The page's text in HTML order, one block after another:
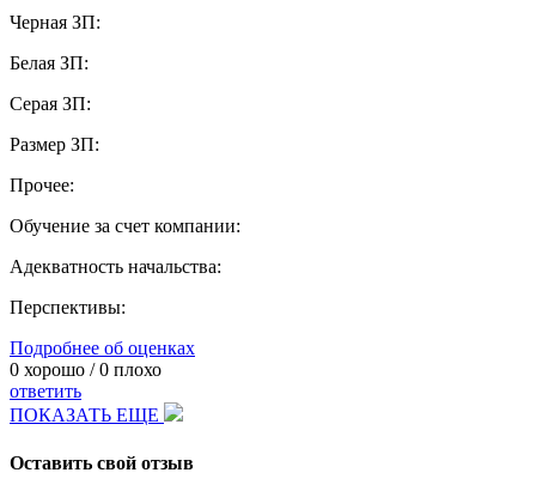
Черная ЗП:
Белая ЗП:
Серая ЗП:
Размер ЗП:
Прочее:
Обучение за счет компании:
Адекватность начальства:
Перспективы:
Подробнее об оценках
0 хорошо /0 плохо
ответить
ПОКАЗАТЬ ЕЩЕ
Оставить свой отзыв